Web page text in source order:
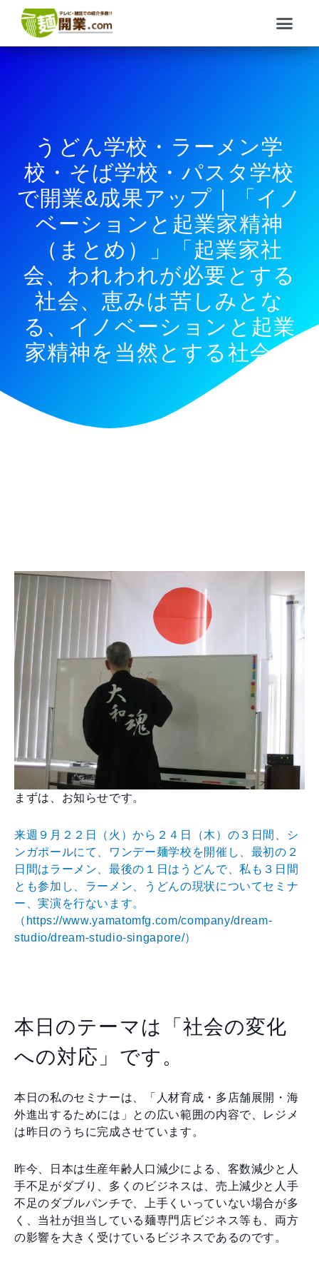
メ
ニ
ュ
うどん学校・ラーメン学
校・そば学校・パスタ学校
で開業&成果アップ｜「イノ
ベーションと起業家精神
（まとめ）」「起業家社
会、われわれが必要とする
社会、恵みは苦しみとな
る、イノベーションと起業
家精神を当然とする社会」
まずは、お知らせです。
来週９月２２日（火）から２４日（木）の３日間、シ
ンガポールにて、ワンデー麺学校を開催し、最初の２
日間はラーメン、最後の１日はうどんで、私も３日間
とも参加し、ラーメン、うどんの現状についてセミナ
ー、実演を行ないます。
（ https://www.yamatomfg.com/company/dream-
studio/dream-studio-singapore/）
本日のテーマは「社会の変化
への対応」です。
本日の私のセミナーは、「人材育成・多店舗展開・海
外進出するためには」との広い範囲の内容で、レジメ
は昨日のうちに完成させています。
昨今、日本は生産年齢人口減少による、客数減少と人
手不足がダブり、多くのビジネスは、売上減少と人手
不足のダブルパンチで、上手くいっていない場合が多
く、当社が担当している麺専門店ビジネス等も、両方
の影響を大きく受けているビジネスであるのです。